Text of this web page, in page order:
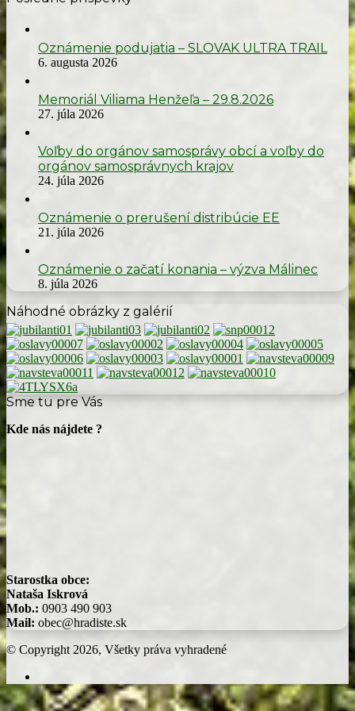
Oznámenie podujatia – SLOVAK ULTRA TRAIL
6. augusta 2026
Memoriál Viliama Henžeľa – 29.8.2026
27. júla 2026
Voľby do orgánov samosprávy obcí a voľby do
orgánov samosprávnych krajov
24. júla 2026
Oznámenie o prerušení distribúcie EE
21. júla 2026
Oznámenie o začatí konania – výzva Málinec
8. júla 2026
Náhodné obrázky z galérií
Sme tu pre Vás
Kde nás nájdete ?
Starostka obce:
Nataša Iskrová
Mob.: 0903 490 903
Mail: obec@hradiste.sk
© Copyright 2026, Všetky práva vyhradené
Back